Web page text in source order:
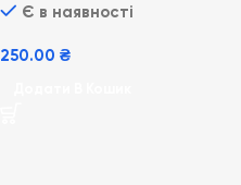
Є в наявності
250.00₴